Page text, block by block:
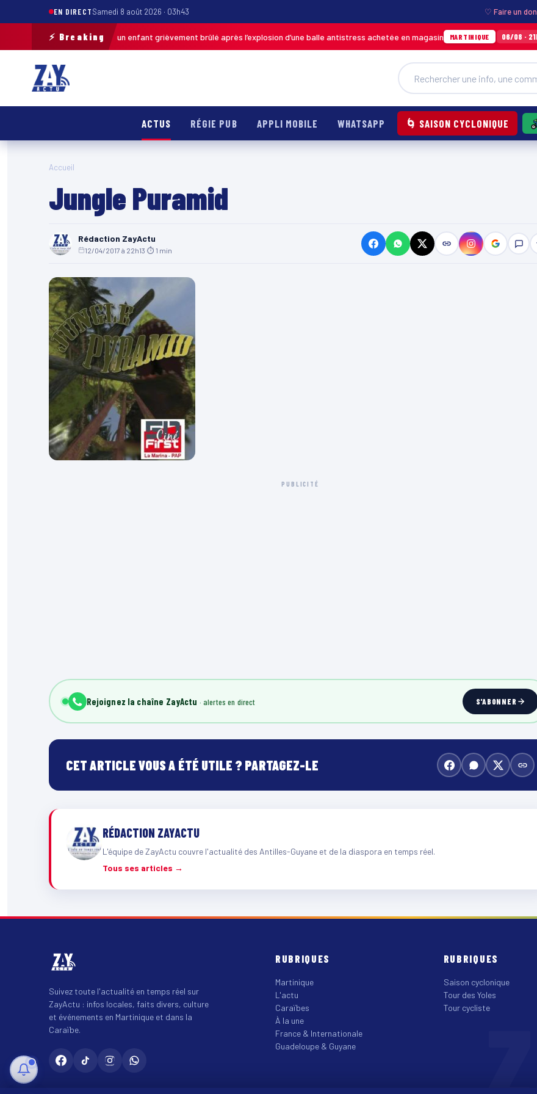
EN DIRECTSamedi 8 août 2026 · 03h43 ♡ Faire un don
⚡ Breaking
Pas-de-Calais : un enfant grièvement brûlé après l’explosion d’une balle antistress achetée en magasin MARTINIQUE 06/08 · 21h54
ACTUS RÉGIE PUB APPLI MOBILE WHATSAPP 🌀 SAISON CYCLONIQUE
Accueil
Jungle Puramid
Rédaction ZayActu
12/04/2017 à 22h13 ⏱ 1 min
PUBLICITÉ
Rejoignez la chaîne ZayActu S'ABONNER
CET ARTICLE VOUS A ÉTÉ UTILE ? PARTAGEZ-LE
RÉDACTION ZAYACTU
L'équipe de ZayActu couvre l'actualité des Antilles-Guyane et de la diaspora en temps réel.
Tous ses articles →
Suivez toute l'actualité en temps réel sur
ZayActu : infos locales, faits divers, culture
et événements en Martinique et dans la
Caraïbe.
RUBRIQUES
Martinique
L'actu
Caraïbes
À la une
France & Internationale
Guadeloupe & Guyane
RUBRIQUES
Saison cyclonique
Tour des Yoles
Tour cycliste